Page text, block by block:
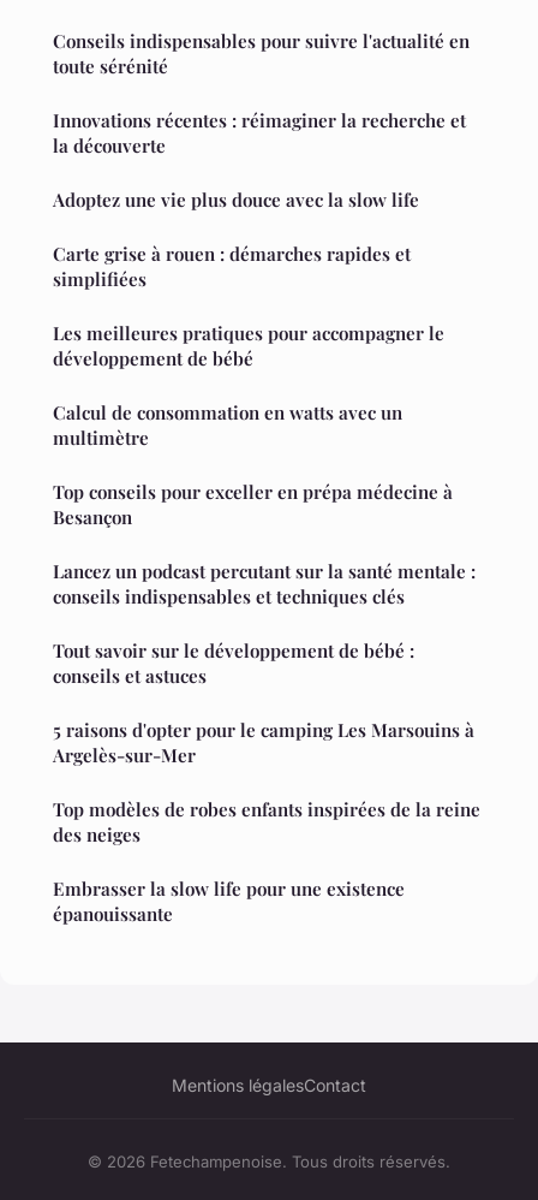
Conseils indispensables pour suivre l'actualité en
toute sérénité
Innovations récentes : réimaginer la recherche et
la découverte
Adoptez une vie plus douce avec la slow life
Carte grise à rouen : démarches rapides et
simplifiées
Les meilleures pratiques pour accompagner le
développement de bébé
Calcul de consommation en watts avec un
multimètre
Top conseils pour exceller en prépa médecine à
Besançon
Lancez un podcast percutant sur la santé mentale :
conseils indispensables et techniques clés
Tout savoir sur le développement de bébé :
conseils et astuces
5 raisons d'opter pour le camping Les Marsouins à
Argelès-sur-Mer
Top modèles de robes enfants inspirées de la reine
des neiges
Embrasser la slow life pour une existence
épanouissante
Mentions légalesContact
© 2026 Fetechampenoise. Tous droits réservés.